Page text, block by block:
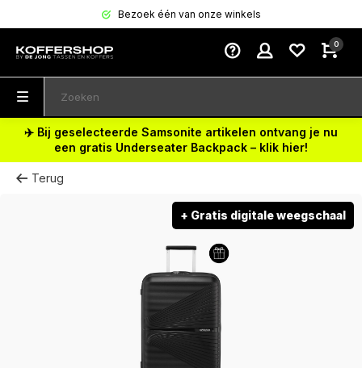
Bezoek één van onze winkels
0
✈️ Bij geselecteerde Samsonite artikelen ontvang je nu
een gratis Underseater Backpack – klik hier!
Terug
+ Gratis digitale weegschaal